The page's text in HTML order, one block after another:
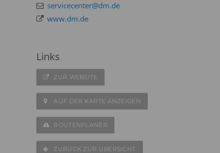
servicecenter@dm.de
www.dm.de
Links
ZUR WEBSITE
AUF DER KARTE ANZEIGEN
ROUTENPLANER
ZURÜCK ZUR ÜBERSICHT